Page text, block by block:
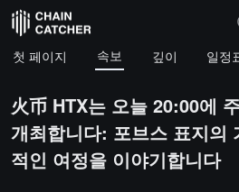
첫 페이지 속보 깊이 일정
火币 HTX는 오늘 20:00에
개최합니다: 포브스 표지의
적인 여정을 이야기합니다